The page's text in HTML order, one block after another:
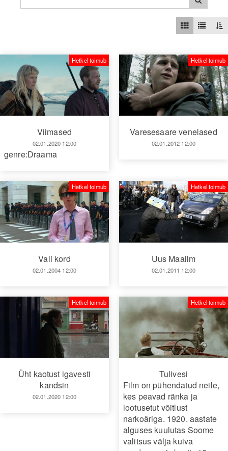
Viimased
02.01.2020 12:00
Hetkel toimub
genre:Draama
Varesesaare venelased
02.01.2012 12:00
Hetkel toimub
Vali kord
02.01.2004 12:00
Hetkel toimub
Uus Maailm
02.01.2011 12:00
Hetkel toimub
Üht kaotust igavesti
kandsin
02.01.2020 12:00
Hetkel toimub
Tulivesi
Film on pühendatud neile,
kes peavad ränka ja
lootusetut võitlust
narkoäriga. 1920. aastate
alguses kuulutas Soome
valitsus välja kuiva
Hetkel toimub